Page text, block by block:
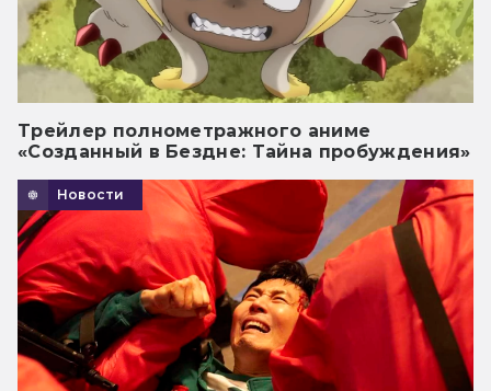
Трейлер полнометражного аниме
«Созданный в Бездне: Тайна пробуждения»
Новости